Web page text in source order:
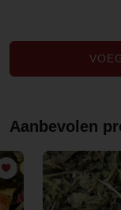
top..laura s.
Aanbevolen